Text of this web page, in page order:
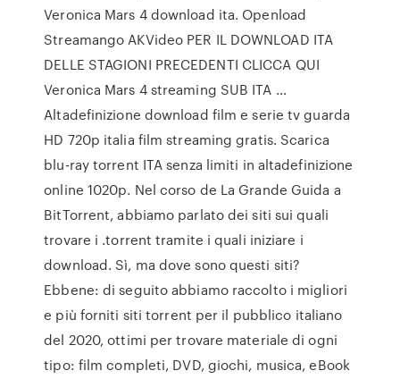
Veronica Mars 4 download ita. Openload
Streamango AKVideo PER IL DOWNLOAD ITA
DELLE STAGIONI PRECEDENTI CLICCA QUI
Veronica Mars 4 streaming SUB ITA …
Altadefinizione download film e serie tv guarda
HD 720p italia film streaming gratis. Scarica
blu-ray torrent ITA senza limiti in altadefinizione
online 1020p. Nel corso de La Grande Guida a
BitTorrent, abbiamo parlato dei siti sui quali
trovare i .torrent tramite i quali iniziare i
download. Sì, ma dove sono questi siti?
Ebbene: di seguito abbiamo raccolto i migliori
e più forniti siti torrent per il pubblico italiano
del 2020, ottimi per trovare materiale di ogni
tipo: film completi, DVD, giochi, musica, eBook